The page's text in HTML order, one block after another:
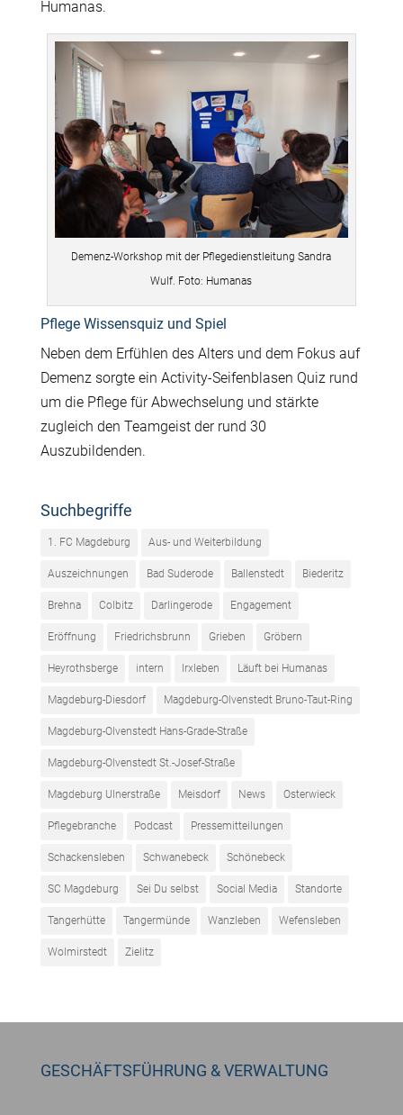
Humanas.
Demenz-Workshop mit der Pflegedienstleitung Sandra
Wulf. Foto: Humanas
Pflege Wissensquiz und Spiel
Neben dem Erfühlen des Alters und dem Fokus auf
Demenz sorgte ein Activity-Seifenblasen Quiz rund
um die Pflege für Abwechselung und stärkte
zugleich den Teamgeist der rund 30
Auszubildenden.
Suchbegriffe
1. FC Magdeburg Aus- und Weiterbildung
Auszeichnungen Bad Suderode Ballenstedt Biederitz
Brehna Colbitz Darlingerode Engagement
Eröffnung Friedrichsbrunn Grieben Gröbern
Heyrothsberge intern Irxleben Läuft bei Humanas
Magdeburg-Diesdorf Magdeburg-Olvenstedt Bruno-Taut-Ring
Magdeburg-Olvenstedt Hans-Grade-Straße
Magdeburg-Olvenstedt St.-Josef-Straße
Magdeburg Ulnerstraße Meisdorf News Osterwieck
Pflegebranche Podcast Pressemitteilungen
Schackensleben Schwanebeck Schönebeck
SC Magdeburg Sei Du selbst Social Media Standorte
Tangerhütte Tangermünde Wanzleben Wefensleben
Wolmirstedt Zielitz
GESCHÄFTSFÜHRUNG & VERWALTUNG